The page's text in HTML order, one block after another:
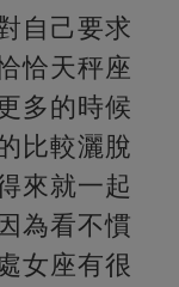
自己要求
恰天秤座
多的時候
比較灑脫
來就一起
為看不慣
女座有很